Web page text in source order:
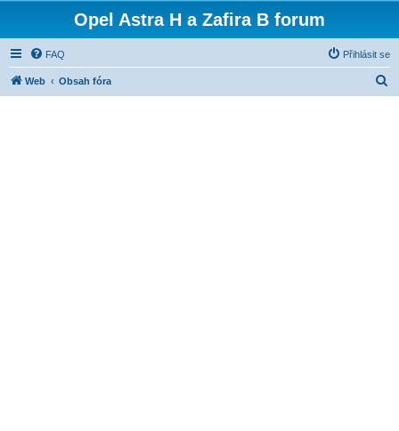
Opel Astra H a Zafira B forum
FAQ Přihlásit se
Web Obsah fóra